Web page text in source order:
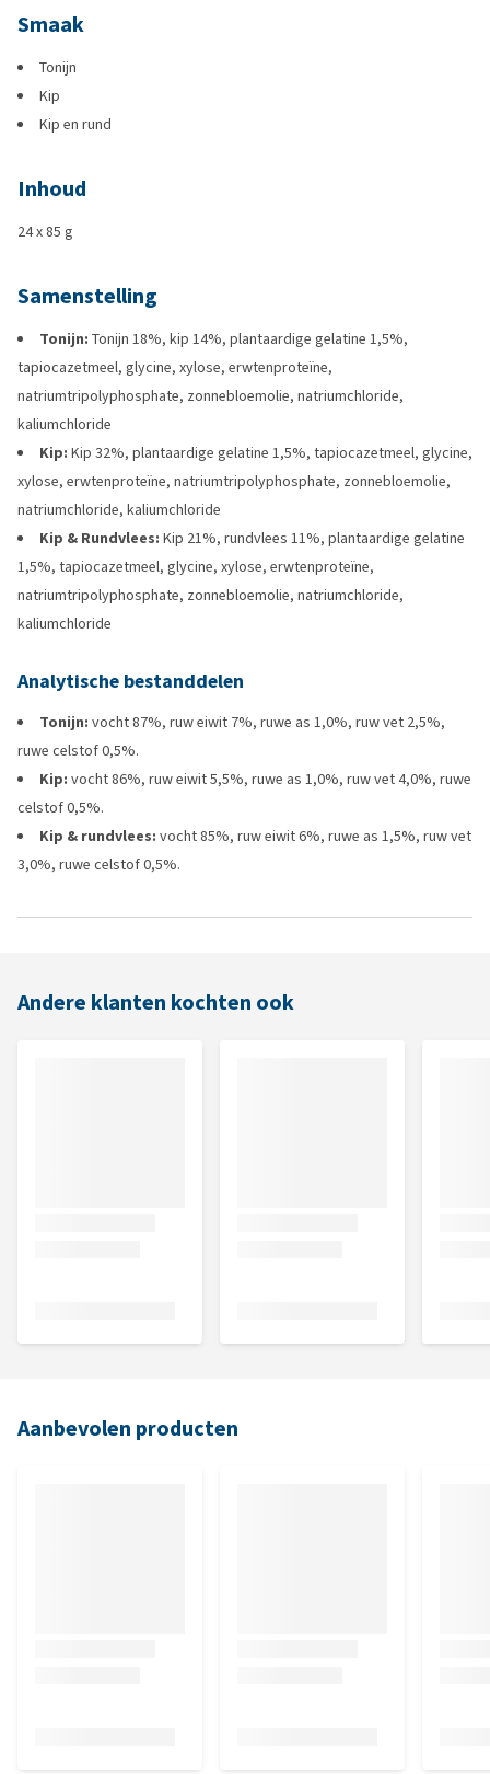
Smaak
Tonijn
Kip
Kip en rund
Inhoud
24 x 85 g
Samenstelling
Tonijn: Tonijn 18%, kip 14%, plantaardige gelatine 1,5%,
tapiocazetmeel, glycine, xylose, erwtenproteïne,
natriumtripolyphosphate, zonnebloemolie, natriumchloride,
kaliumchloride
Kip: Kip 32%, plantaardige gelatine 1,5%, tapiocazetmeel, glycine,
xylose, erwtenproteïne, natriumtripolyphosphate, zonnebloemolie,
natriumchloride, kaliumchloride
Kip & Rundvlees: Kip 21%, rundvlees 11%, plantaardige gelatine
1,5%, tapiocazetmeel, glycine, xylose, erwtenproteïne,
natriumtripolyphosphate, zonnebloemolie, natriumchloride,
kaliumchloride
Analytische bestanddelen
Tonijn: vocht 87%, ruw eiwit 7%, ruwe as 1,0%, ruw vet 2,5%,
ruwe celstof 0,5%.
Kip: vocht 86%, ruw eiwit 5,5%, ruwe as 1,0%, ruw vet 4,0%, ruwe
celstof 0,5%.
Kip & rundvlees: vocht 85%, ruw eiwit 6%, ruwe as 1,5%, ruw vet
3,0%, ruwe celstof 0,5%.
Andere klanten kochten ook
Aanbevolen producten